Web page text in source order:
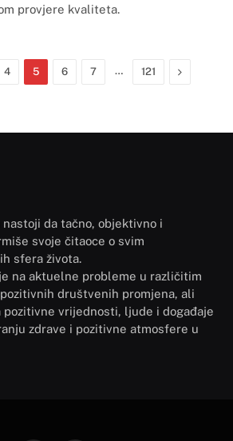
provjere kvaliteta.
4 5 6 7 … 121 Next
nastoji da tačno, objektivno i
svoje čitaoce o svim
sfera života.
na aktuelne probleme u različitim
društvenih promjena, ali
vrijednosti, ljude i događaje
zdrave i pozitivne atmosfere u